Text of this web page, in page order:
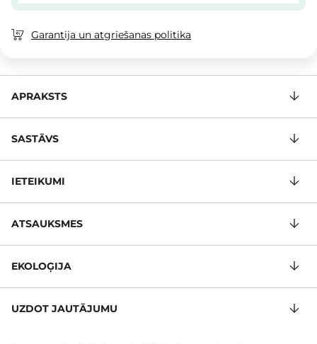
Garantija un atgriešanas politika
APRAKSTS
SASTĀVS
IETEIKUMI
ATSAUKSMES
EKOLOĢIJA
UZDOT JAUTĀJUMU